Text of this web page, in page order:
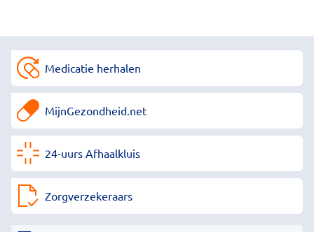
Medicatie herhalen
MijnGezondheid.net
24-uurs Afhaalkluis
Zorgverzekeraars